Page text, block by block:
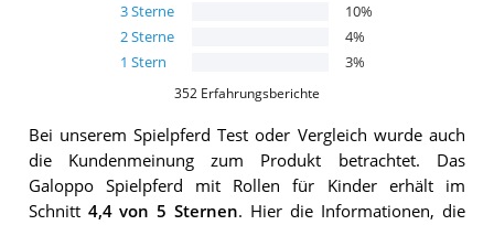
3Sterne 10%
2Sterne 4%
1 Stern 3%
352 Erfahrungsberichte
Bei unseremSpielpferd Test oder Vergleich wurde auch
die Kundenmeinung zum Produkt betrachtet.
Das
Galoppo Spielpferd mit Rollen für Kinder erhält im
Schnitt 4,4von 5 Sternen. Hier die Informationen, die